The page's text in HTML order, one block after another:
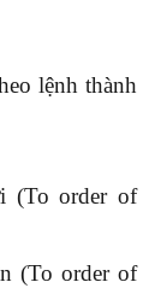
lệnh thành
(To order of
(To order of